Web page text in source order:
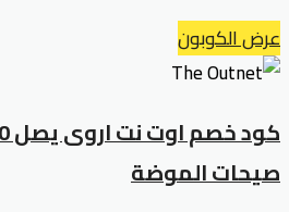
عرض الكوبون
صيحات الموضة